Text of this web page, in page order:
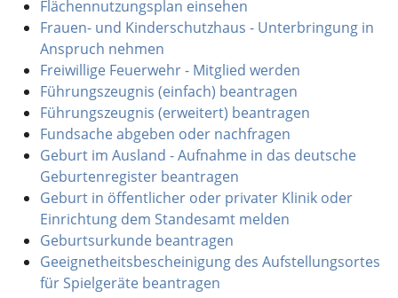
Flächennutzungsplan einsehen
Frauen- und Kinderschutzhaus - Unterbringung in
Anspruch nehmen
Freiwillige Feuerwehr - Mitglied werden
Führungszeugnis (einfach) beantragen
Führungszeugnis (erweitert) beantragen
Fundsache abgeben oder nachfragen
Geburt im Ausland - Aufnahme in das deutsche
Geburtenregister beantragen
Geburt in öffentlicher oder privater Klinik oder
Einrichtung dem Standesamt melden
Geburtsurkunde beantragen
Geeignetheitsbescheinigung des Aufstellungsortes
für Spielgeräte beantragen